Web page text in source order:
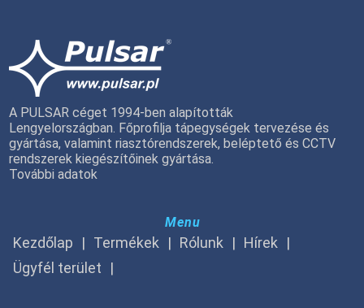
A PULSAR céget 1994-ben alapították
Lengyelországban. Főprofilja tápegységek tervezése és
gyártása, valamint riasztórendszerek, beléptető és CCTV
rendszerek kiegészítőinek gyártása.
További adatok
Menu
Kezdőlap Termékek Rólunk
Hírek
Ügyfél terület